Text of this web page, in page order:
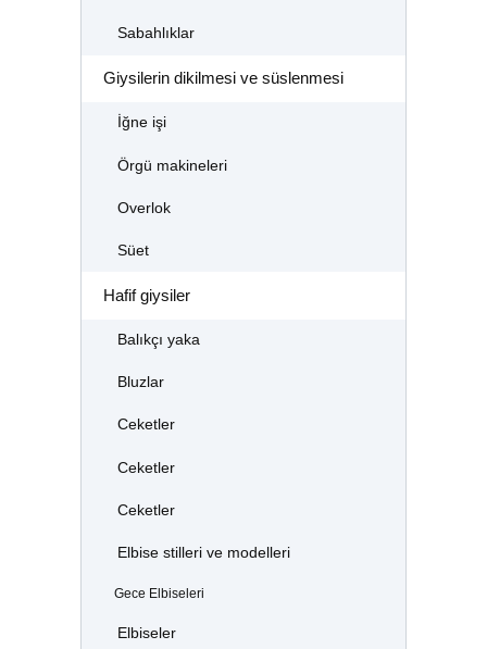
Sabahlıklar
Giysilerin dikilmesi ve süslenmesi
İğne işi
Örgü makineleri
Overlok
Süet
Hafif giysiler
Balıkçı yaka
Bluzlar
Ceketler
Ceketler
Ceketler
Elbise stilleri ve modelleri
Gece Elbiseleri
Elbiseler